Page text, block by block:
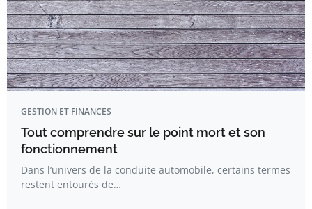
GESTION ET FINANCES
Tout comprendre sur le point mort et son
fonctionnement
Dans l’univers de la conduite automobile, certains termes
restent entourés de…